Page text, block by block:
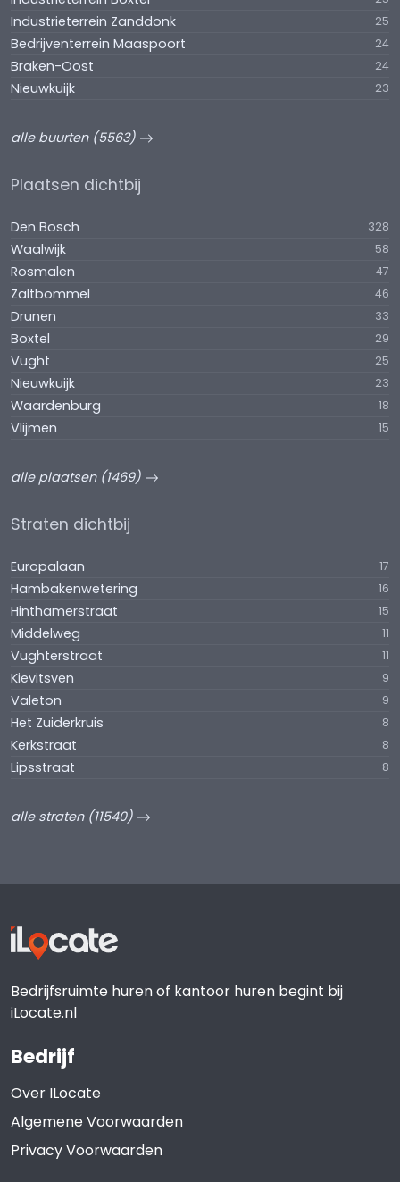
Industrieterrein Zanddonk 25
Bedrijventerrein Maaspoort 24
Braken-Oost 24
Nieuwkuijk 23
alle buurten (5563)
Plaatsen dichtbij
Den Bosch 328
Waalwijk 58
Rosmalen 47
Zaltbommel 46
Drunen 33
Boxtel 29
Vught 25
Nieuwkuijk 23
Waardenburg 18
Vlijmen 15
alle plaatsen (1469)
Straten dichtbij
Europalaan 17
Hambakenwetering 16
Hinthamerstraat 15
Middelweg 11
Vughterstraat 11
Kievitsven 9
Valeton 9
Het Zuiderkruis 8
Kerkstraat 8
Lipsstraat 8
alle straten (11540)
Bedrijfsruimte huren of kantoor huren begint bij
iLocate.nl
Bedrijf
Over ILocate
Algemene Voorwaarden
Privacy Voorwaarden